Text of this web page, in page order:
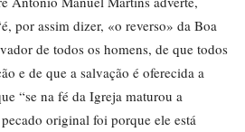
por assim dizer, «o reverso» da Boa
de todos os homens, de que todos
e de que a salvação é oferecida a
“se na fé da Igreja maturou a
original foi porque ele está